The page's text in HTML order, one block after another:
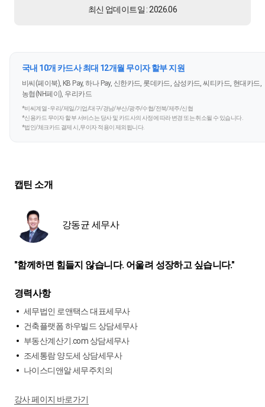
최신 업데이트일 : 2026.06
국내 10개 카드사 최대 12개월 무이자 할부 지원
비씨(페이북), KB Pay, 하나 Pay, 신한카드, 롯데카드, 삼성카드, 씨티카드, 현대카드,
농협(NH페이), 우리카드
*비씨계열 - 우리/제일/기업/대구/경남/부산/광주/수협/전북/제주/신협
*신용카드 무이자 할부 서비스는 당사 및 카드사의 사정에 따라 변경 또는 취소될 수 있습니다.
*법인/체크카드 결제 시, 무이자 적용이 제외됩니다.
캡틴 소개
강동균 세무사
"함께하면 힘들지 않습니다. 어울려 성장하고 싶습니다."
경력사항
세무법인 로앤택스 대표세무사
건축플랫폼 하우빌드 상담세무사
부동산계산기.com 상담세무사
조세통람 양도세 상담세무사
나이스디앤알 세무주치의
강사 페이지 바로가기